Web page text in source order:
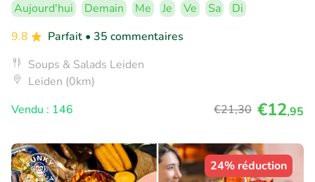
Aujourd'hui Demain Me Je Ve Sa
Di
9.8
Parfait • 35 commentaires
Soups & Salads Leiden
Leiden (0km)
Vendu : 146
€21,30 €12,95
24% réduction